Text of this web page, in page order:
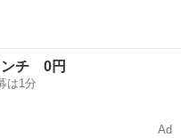
ンチ 0円
は1分
Ad